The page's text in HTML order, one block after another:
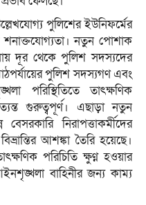
পুলিশের ইউনিফর্মের
শনাক্তযোগ্যতা। নতুন পোশাক
দূর থেকে পুলিশ সদস্যদের
পুলিশ সদস্যগণ এবং
পরিস্থিতিতে তাৎক্ষণিক
গুরুত্বপূর্ণ। এছাড়া নতুন
নিরাপত্তাকর্মীদের
আশঙ্কা তৈরি হয়েছে।
পরিচিতি ক্ষুণ্ন হওয়ার
বাহিনীর জন্য কাম্য